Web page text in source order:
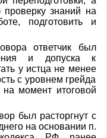
знаний на
подготовить и
ответчик был
и допуска к
у истца не менее
с уровнем грейда
момент итоговой
был расторгнут с
на основании п.